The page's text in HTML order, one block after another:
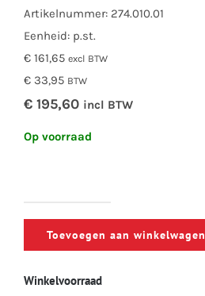
Artikelnummer: 274.010.01
Eenheid: p.st.
€ 161,65 excl BTW
€ 33,95 BTW
€ 195,60 incl BTW
Op voorraad
5x20
aantal
Toevoegen aan winkelwagen
Winkelvoorraad